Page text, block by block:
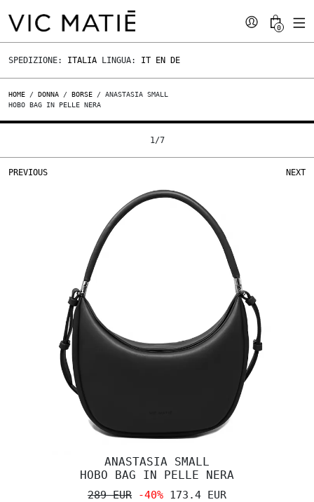
0
SPEDIZIONE: ITALIA LINGUA: IT EN DE
HOME / DONNA / BORSE / ANASTASIA SMALL
HOBO BAG IN PELLE NERA
ANASTASIA SMALL
HOBO BAG IN PELLE NERA
289 EUR -40% 173.4 EUR
PREVIOUS NEXT
1/7